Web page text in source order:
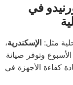
في
مثل: الإسكندرية،
وتوفر صيانة
كفاءة الأجهزة في